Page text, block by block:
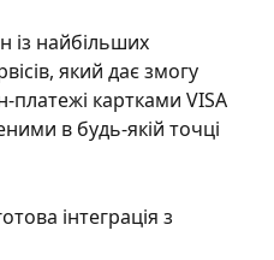
із найбільших
який дає змогу
платежі картками VISA
в будь-якій точці
інтеграція з